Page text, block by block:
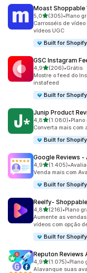
Moast Shoppable
5,0de 5 estrelas
(305)
305 avaliações ao
•Plano
Carrosséis de vídeo
vídeos UGC
Built for Shopify
GSC Instagram
4,9de 5 estrelas
(206)
206 avaliações ao
•Grátis
Mostre o feed do
instafeed
Built for Shopify
Junip Product
4,8de 5 estrelas
(1.080)
1080 avaliações ao
•
Converta mais
Built for Shopify
Google Reviews ‑
4,9de 5 estrelas
(1.405)
1405 avaliações ao
•
Venda mais com
Built for Shopify
Reelfy‑
4,8de 5 estrelas
(216)
216 avaliações ao
•Plano
Aumente as vendas
vídeos com opção
Built for Shopify
Reputon Reviews
4,9de 5 estrelas
(1.075)
1075 avaliações ao
•Plano
Alavanque suas